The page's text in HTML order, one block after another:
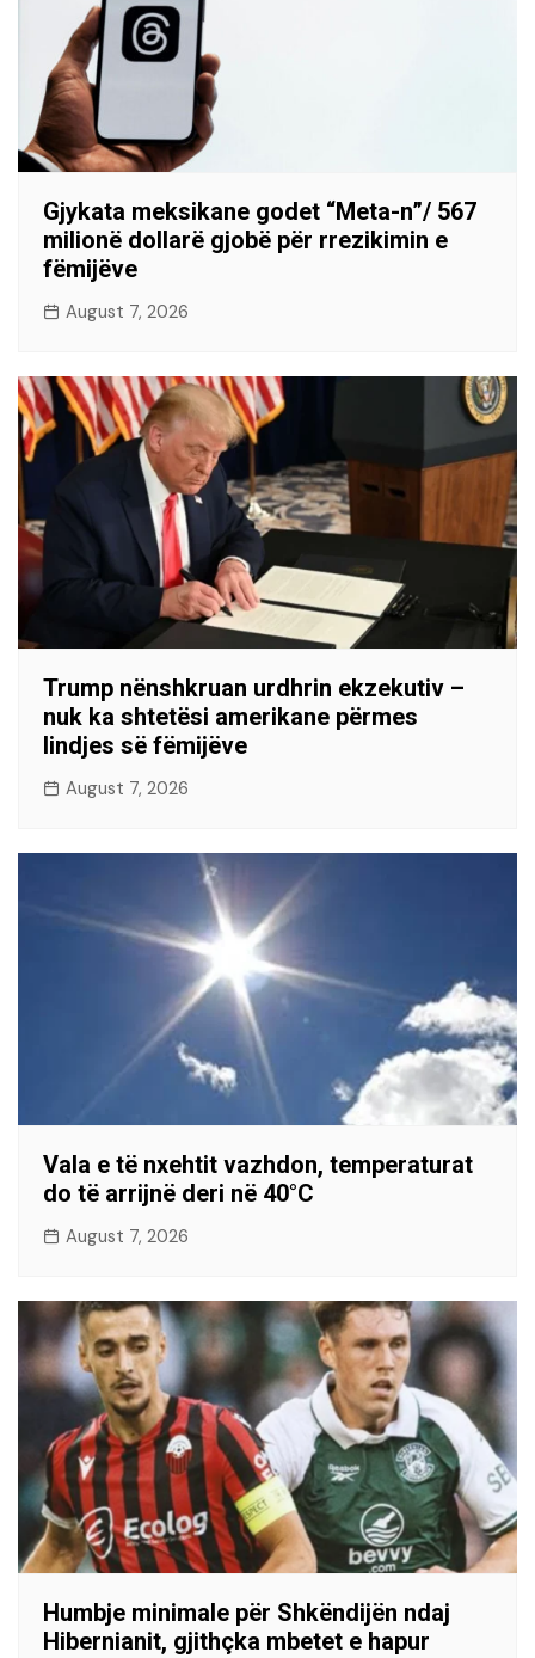
Gjykata meksikane godet “Meta-n”/ 567
milionë dollarë gjobë për rrezikimin e
fëmijëve
August 7, 2026
Trump nënshkruan urdhrin ekzekutiv –
nuk ka shtetësi amerikane përmes
lindjes së fëmijëve
August 7, 2026
Vala e të nxehtit vazhdon, temperaturat
do të arrijnë deri në 40°C
August 7, 2026
Humbje minimale për Shkëndijën ndaj
Hibernianit, gjithçka mbetet e hapur